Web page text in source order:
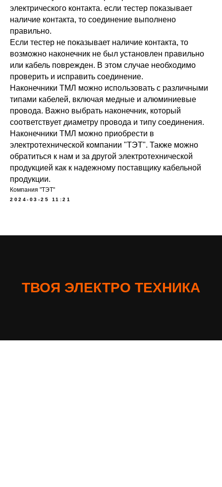
электрического контакта. если тестер показывает
наличие контакта, то соединение выполнено
правильно.
Если тестер не показывает наличие контакта, то
возможно наконечник не был установлен правильно
или кабель поврежден. В этом случае необходимо
проверить и исправить соединение.
Наконечники ТМЛ можно использовать с различными
типами кабелей, включая медные и алюминиевые
провода. Важно выбрать наконечник, который
соответствует диаметру провода и типу соединения.
Наконечники ТМЛ можно приобрести в
электротехнической компании "ТЭТ". Также можно
обратиться к нам и за другой электротехнической
продукцией как к надежному поставщику кабельной
продукции.
Компания "ТЭТ"
2024-03-25 11:21
ТВОЯ ЭЛЕКТРО ТЕХНИКА